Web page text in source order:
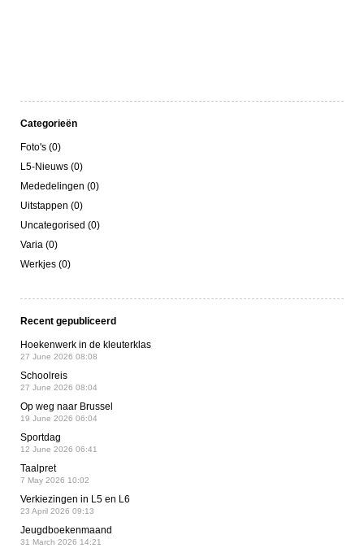
Categorieën
Foto's (0)
L5-Nieuws (0)
Mededelingen (0)
Uitstappen (0)
Uncategorised (0)
Varia (0)
Werkjes (0)
Recent gepubliceerd
Hoekenwerk in de kleuterklas
27 June 2026 08:08
Schoolreis
27 June 2026 08:04
Op weg naar Brussel
19 June 2026 06:04
Sportdag
12 June 2026 06:41
Taalpret
7 May 2026 10:02
Verkiezingen in L5 en L6
23 April 2026 09:13
Jeugdboekenmaand
31 March 2026 14:21